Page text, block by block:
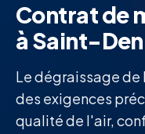
Contrat de
à Saint-
Le dégraissage de
des exigences
qualité de l'air,